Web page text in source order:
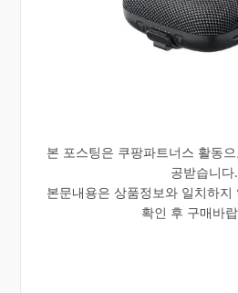
본 포스팅은 쿠팡파트너스 활동
공받습니다.
본문내용은 상품정보와 일치하지
확인 후 구매바